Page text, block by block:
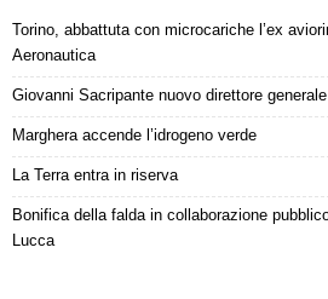
Torino, abbattuta con microcariche l’ex
Aeronautica
Giovanni Sacripante nuovo direttore
Marghera accende l’idrogeno verde
La Terra entra in riserva
Bonifica della falda in collaborazione
Lucca